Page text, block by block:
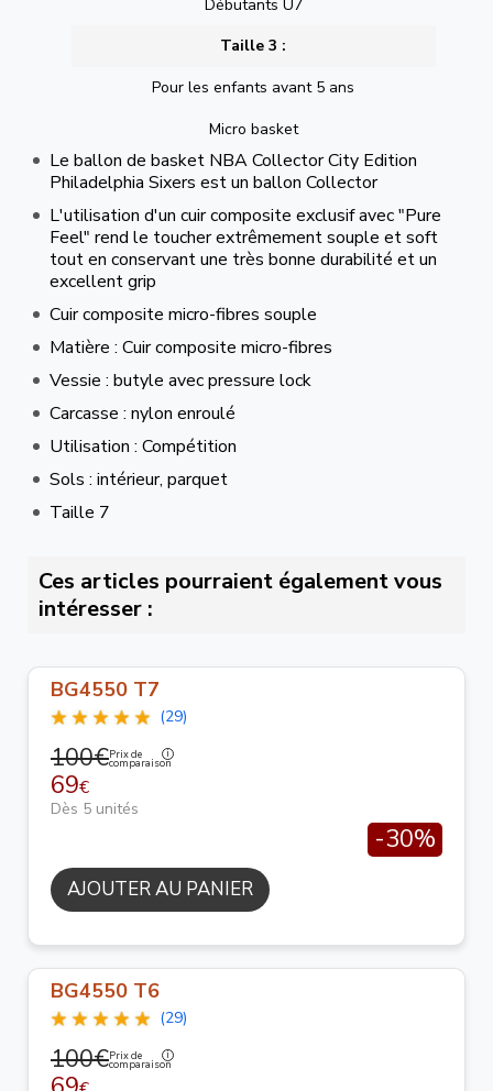
Débutants U7
Taille 3 :
Pour les enfants avant 5 ans
Micro basket
Le ballon de basket NBA Collector City Edition
Philadelphia Sixers est un ballon Collector
L'utilisation d'un cuir composite exclusif avec "Pure
Feel" rend le toucher extrêmement souple et soft
tout en conservant une très bonne durabilité et un
excellent grip
Cuir composite micro-fibres souple
Matière : Cuir composite micro-fibres
Vessie : butyle avec pressure lock
Carcasse : nylon enroulé
Utilisation : Compétition
Sols : intérieur, parquet
Taille 7
Ces articles pourraient également vous
intéresser :
BG4550 T7
(29)
100€Prix de
comparaison
69€
Dès 5 unités
-30%
AJOUTER AU PANIER
BG4550 T6
(29)
100€Prix de
comparaison